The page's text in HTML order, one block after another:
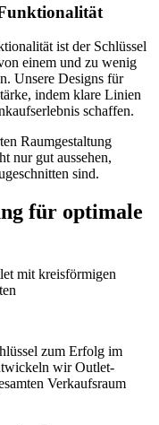
ist der Schlüssel
einem und zu wenig
Unsere Designs für
indem klare Linien
schaffen.
Raumgestaltung
nur gut aussehen,
sind.
für optimale
zum Erfolg im
wir Outlet-
Verkaufsraum